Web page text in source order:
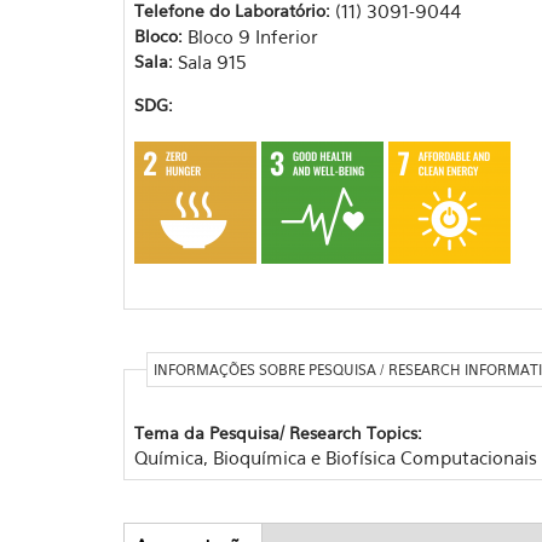
Telefone do Laboratório: (11) 3091-9044
Bloco: Bloco 9 Inferior
Sala: Sala 915
SDG:
INFORMAÇÕES SOBRE PESQUISA / RESEARCH
Tema da Pesquisa/ Research Topics:
Química, Bioquímica e Biofísica Computacionais